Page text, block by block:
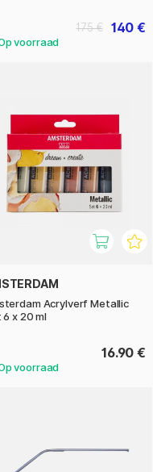
140 €
175 €
Acrylverf Metallic
x 20 ml
16.90 €